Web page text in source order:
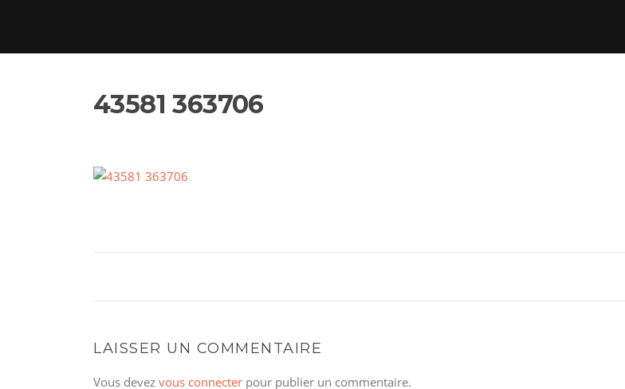
43581 363706
LAISSER UN COMMENTAIRE
Vous devez vous connecter pour publier un commentaire.